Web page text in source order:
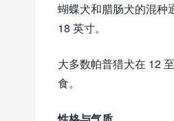
蝴蝶犬和腊肠犬的混种
18 英寸。
大多数帕普猎犬在 12
食。